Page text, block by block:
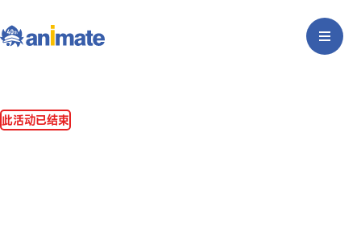
此活动已结束